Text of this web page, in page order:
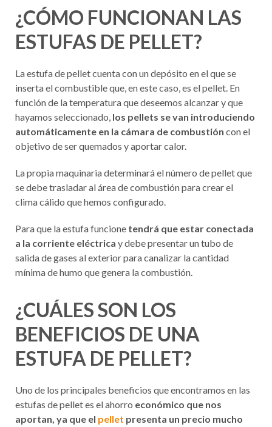
¿CÓMO FUNCIONAN LAS
ESTUFAS DE PELLET?
La estufa de pellet cuenta con un depósito en el que se
inserta el combustible que, en este caso, es el pellet. En
función de la temperatura que deseemos alcanzar y que
hayamos seleccionado, los pellets se van introduciendo
automáticamente en la cámara de combustión con el
objetivo de ser quemados y aportar calor.
La propia maquinaria determinará el número de pellet que
se debe trasladar al área de combustión para crear el
clima cálido que hemos configurado.
Para que la estufa funcione tendrá que estar conectada
a la corriente eléctrica y debe presentar un tubo de
salida de gases al exterior para canalizar la cantidad
mínima de humo que genera la combustión.
¿CUÁLES SON LOS
BENEFICIOS DE UNA
ESTUFA DE PELLET?
Uno de los principales beneficios que encontramos en las
estufas de pellet es el ahorro económico que nos
aportan, ya que el pellet presenta un precio mucho